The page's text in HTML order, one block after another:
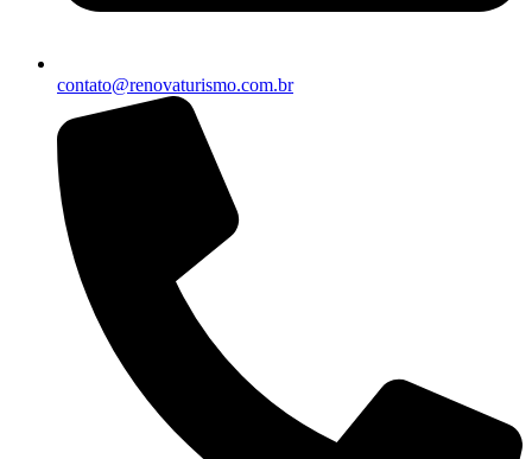
contato@renovaturismo.com.br